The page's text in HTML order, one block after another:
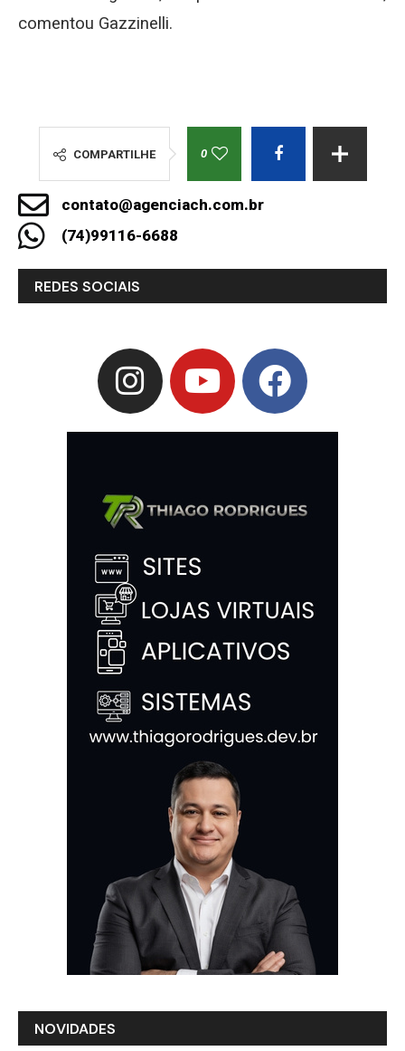
comentou Gazzinelli.
COMPARTILHE 0
contato@agenciach.com.br
(74)99116-6688
REDES SOCIAIS
NOVIDADES